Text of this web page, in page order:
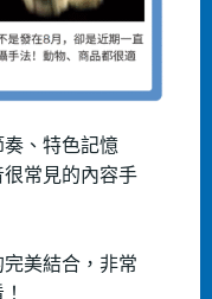
、特色記憶
常見的內容手
美結合，非常